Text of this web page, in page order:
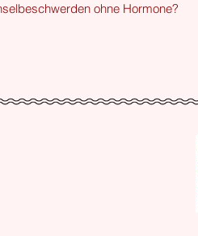
ohne Hormone?